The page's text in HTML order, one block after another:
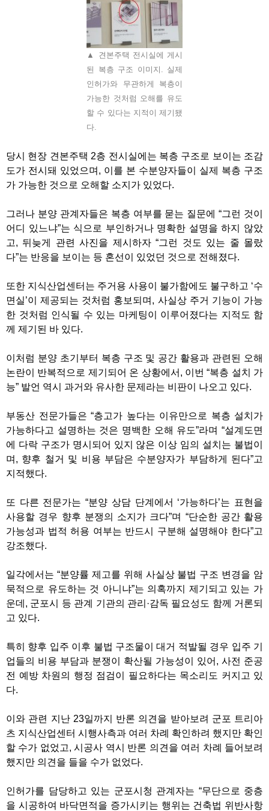
▲ 견본주택 전시실에 게시
된 복층 구조 이미지. 실제
인허가와 무관하게 복층이
가능한 것처럼 오해를 유도
할 수 있다는 지적이 제기됐
다.
당시 현장 견본주택 2층 전시실에는 복층 구조로 보이는 조감
도가 전시돼 있었으며 , 이를 본 수분양자들이 실제 복층 구조
가 가능한 것으로 오해할 소지가 있었다.
그러나 분양 관계자들은 복층 여부를 묻는 질문에“그런 것이
어디 있느냐”는 식으로 부인하거나 명확한 설명을 하지 않았
고, 뒤늦게 관련 사진을 제시하자“그런 것도 있는 줄 몰랐
다”는 반응을 보이는 등 혼선이 있었던 것으로 전해졌다.
또한 지식산업센터는 주거용 사용이 불가함에도 불구하고 ‘수
면실’이 제공되는 것처럼 홍보되며 , 사실상 주거 기능이 가능
한 것처럼 인식될 수 있는 마케팅이 이루어졌다는 지적도 함
께 제기된 바 있다.
이처럼 분양 초기부터 복층 구조 및 공간 활용과 관련된 오해
논란이 반복적으로 제기되어 온 상황에서 , 이번“복층 설치 가
능” 발언 역시 과거와 유사한 문제라는 비판이 나오고 있다.
부동산 전문가들은 “층고가 높다는 이유만으로 복층 설치가
가능하다고 설명하는 것은 명백한 오해 유도”라며“설계도면
에 다락 구조가 명시되어 있지 않은 이상 임의 설치는 불법이
며 , 향후 철거 및 비용 부담은 수분양자가 부담하게 된다”고
지적했다.
또 다른 전문가는“분양 상담 단계에서 ‘가능하다’는 표현을
사용할 경우 향후 분쟁의 소지가 크다”며 “단순한 공간 활용
가능성과 법적 허용 여부는 반드시 구분해 설명해야 한다”고
강조했다.
일각에서는 “분양률 제고를 위해 사실상 불법 구조 변경을 암
묵적으로 유도하는 것 아니냐”는 의혹까지 제기되고 있는 가
운데 , 군포시 등 관계 기관의 관리 ·감독 필요성도 함께 거론되
고 있다.
특히 향후 입주 이후 불법 구조물이 대거 적발될 경우 입주 기
업들의 비용 부담과 분쟁이 확산될 가능성이 있어 , 사전 준공
전 예방 차원의 행정 점검이 필요하다는 목소리도 커지고 있
다.
이와 관련 지난 23일까지 반론 의견을 받아보려 군포 트리아
츠 지식산업센터 시행사측과 여러 차례 확인하려 했지만 확인
할 수가 없었고,시공사 역시 반론 의견을 여러 차례 들어보려
했지만 의견을 들을 수가 없었다.
인허가를 담당하고 있는 군포시청 관계자는 “무단으로 중층
을 시공하여 바닥면적을 증가시키는 행위는 건축법 위반사항